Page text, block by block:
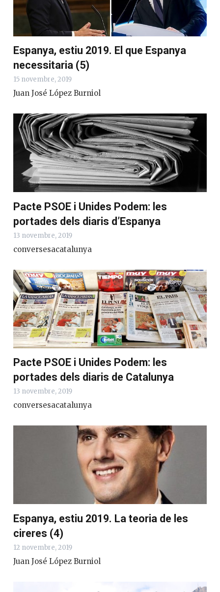
Espanya, estiu 2019. El que Espanya
necessitaria (5)
15 novembre, 2019
Juan José López Burniol
Pacte PSOE i Unides Podem: les
portades dels diaris d’Espanya
13 novembre, 2019
conversesacatalunya
Pacte PSOE i Unides Podem: les
portades dels diaris de Catalunya
13 novembre, 2019
conversesacatalunya
Espanya, estiu 2019. La teoria de les
cireres (4)
12 novembre, 2019
Juan José López Burniol